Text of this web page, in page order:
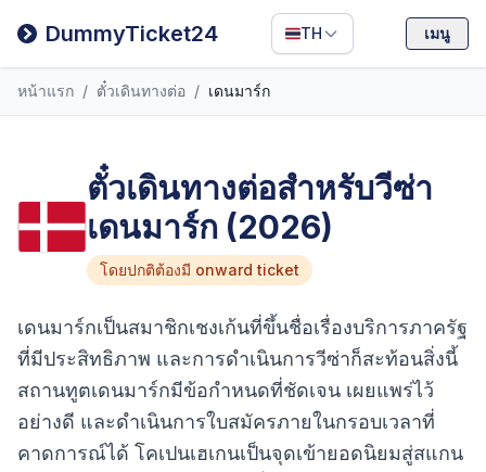
DummyTicket24 TH
Filipino
Deutsch
เมนู
หน้าแรก / ตั๋วเดินทางต่อ / เดนมาร์ก
ตั๋วเดินทางต่อสำหรับวีซ่า
เดนมาร์ก (2026)
โดยปกติต้องมี onward ticket
เดนมาร์กเป็นสมาชิกเชงเก้นที่ขึ้นชื่อเรื่องบริการภาครัฐ
ที่มีประสิทธิภาพ และการดำเนินการวีซ่าก็สะท้อนสิ่งนี้
สถานทูตเดนมาร์กมีข้อกำหนดที่ชัดเจน เผยแพร่ไว้
อย่างดี และดำเนินการใบสมัครภายในกรอบเวลาที่
คาดการณ์ได้ โคเปนเฮเกนเป็นจุดเข้ายอดนิยมสู่สแกน